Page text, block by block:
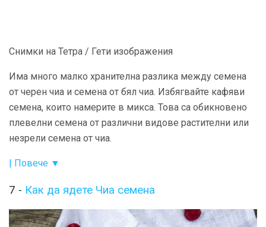
Снимки на Тетра / Гети изображения
Има много малко хранителна разлика между семена
от черен чиа и семена от бял чиа. Избягвайте кафяви
семена, които намерите в микса. Това са обикновено
плевелни семена от различни видове растителни или
незрели семена от чиа.
| Повече ▼
7 - Как да ядете Чиа семена